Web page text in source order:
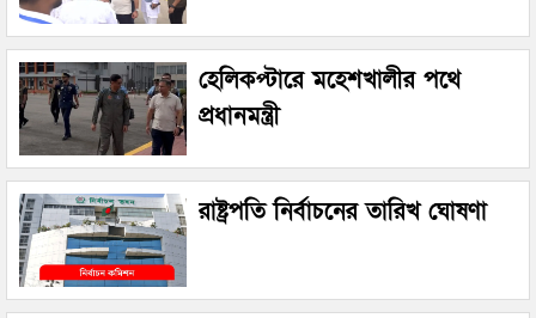
হেলিকপ্টারে মহেশখালীর পথে
প্রধানমন্ত্রী
রাষ্ট্রপতি নির্বাচনের তারিখ ঘোষণা